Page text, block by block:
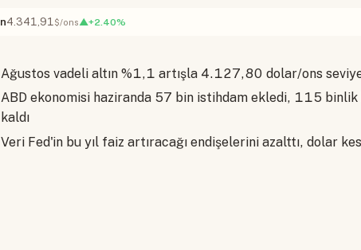
4.341,91$/ons▲+2.40%
Ağustos vadeli altın %1,1 artışla 4.127,80 dolar/ons
ABD ekonomisi haziranda 57 bin istihdam ekledi, 115
kaldı
Veri Fed'in bu yıl faiz artıracağı endişelerini azalttı, dolar